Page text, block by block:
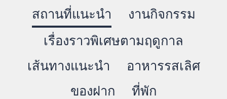
สถานที่แนะนำ
งานกิจกรรม
เรื่องราวพิเศษตามฤดูกาล
เส้นทางแนะนำ
อาหารรสเลิศ
ของฝาก
ที่พัก